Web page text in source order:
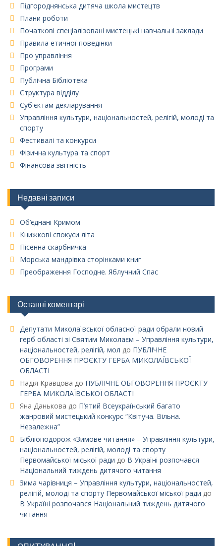
Підгороднянська дитяча школа мистецтв
Плани роботи
Початкові спеціалізовані мистецькі навчальні заклади
Правила етичної поведінки
Про управління
Програми
Публічна Бібліотека
Структура відділу
Суб'єктам декларування
Управління культури, національностей, релігій, молоді та
спорту
Фестивалі та конкурси
Фізична культура та спорт
Фінансова звітність
Недавні записи
Об’єднані Кримом
Книжкові спокуси літа
Пісенна скарбничка
Морська мандрівка сторінками книг
Преображення Господне. Яблучний Спас
Останні коментарі
Депутати Миколаївської обласної ради обрали новий
герб області зі Святим Миколаєм – Управління культури,
національностей, релігій, мол до ПУБЛІЧНЕ
ОБГОВОРЕННЯ ПРОЄКТУ ГЕРБА МИКОЛАЇВСЬКОЇ
ОБЛАСТІ
Надія Кравцова до ПУБЛІЧНЕ ОБГОВОРЕННЯ ПРОЄКТУ
ГЕРБА МИКОЛАЇВСЬКОЇ ОБЛАСТІ
Яна Данькова до П’ятий Всеукраїнський багато
жанровий мистецький конкурс “Квітуча. Вільна.
Незалежна”
Бібліоподорож «Зимове читання» – Управління культури,
національностей, релігій, молоді та спорту
Первомайської міської ради до В Україні розпочався
Національний тиждень дитячого читання
Зима чарівниця – Управління культури, національностей,
релігій, молоді та спорту Первомайської міської ради до
В Україні розпочався Національний тиждень дитячого
читання